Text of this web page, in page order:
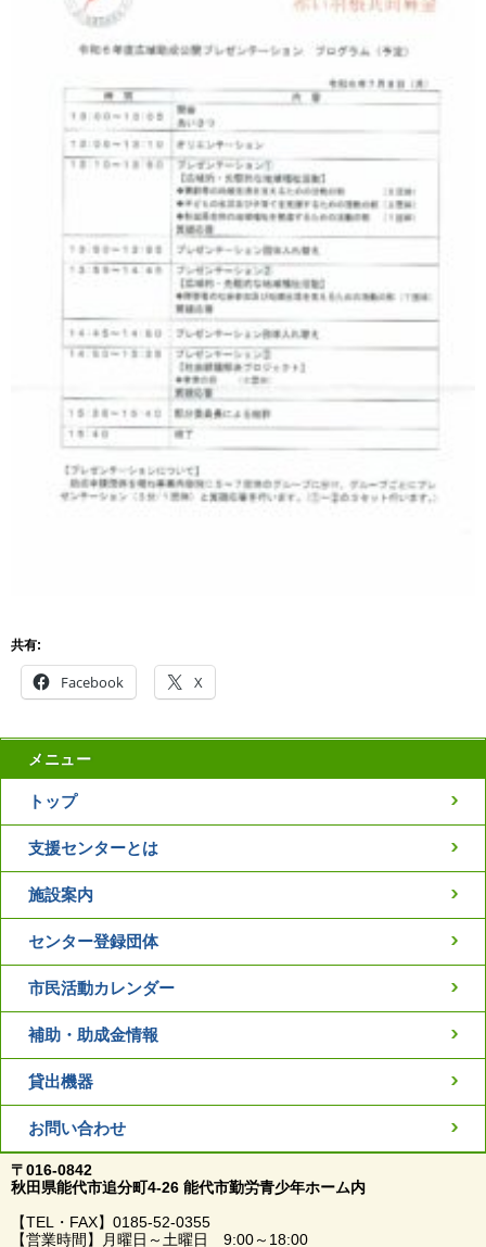
共有:
Facebook X
メニュー
トップ
支援センターとは
施設案内
センター登録団体
市民活動カレンダー
補助・助成金情報
貸出機器
お問い合わせ
〒016-0842
秋田県能代市追分町4-26 能代市勤労青少年ホーム内
【TEL・FAX】0185-52-0355
【営業時間】月曜日～土曜日 9:00～18:00